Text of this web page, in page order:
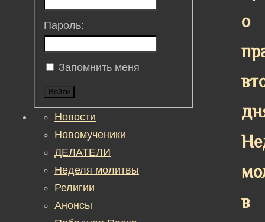
о
в
Пароль:
Запомнить меня
Войти
Новости
Новомученики
ДЕЛАТЕЛИ
Неделя молитвы
Религии
Анонсы